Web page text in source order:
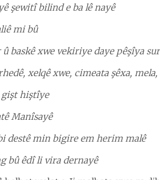
şewitî bilind e ba lê nayê
mi bû
baskê xwe vekiriye daye pêşîya
xelqê xwe, cimeata şêxa,
gişt hiştîye
Manîsayê
destê min bigire em herim malê
bû êdî li vira dernayê